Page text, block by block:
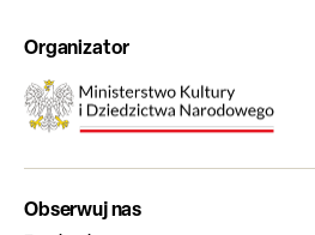
Organizator
Obserwuj nas